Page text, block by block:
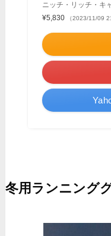
ニッチ・リッチ・キ
¥5,830
（2023/11/09
冬用ランニング